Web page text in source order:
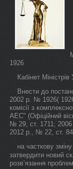
1926
Кабінет
Внести до
2002 р. № 1926(
комісії з
АЕС" (Офіційний
№ 29, ст. 1711;
2012 р., № 22, ст.
на часткову
затвердити новий
розв’язання